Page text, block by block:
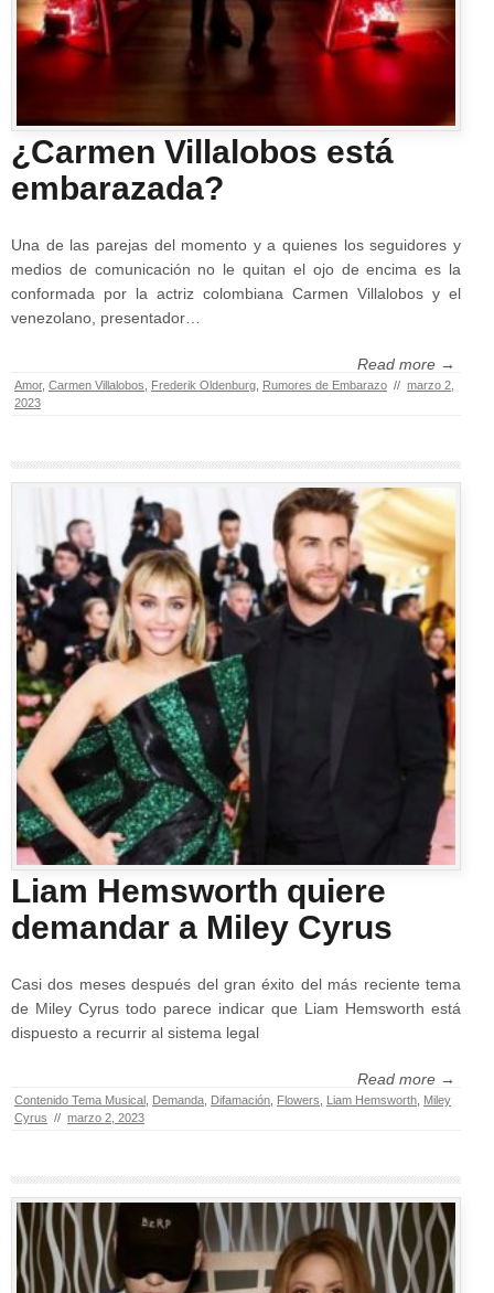
¿Carmen Villalobos está
embarazada?
Una de las parejas del momento y a quienes los seguidores y
medios de comunicación no le quitan el ojo de encima es la
conformada por la actriz colombiana Carmen Villalobos y el
venezolano, presentador…
Read more →
Amor, Carmen Villalobos Frederik Oldenburg Rumores de Embarazo // marzo 2,
2023
Liam Hemsworth quiere
demandar a Miley Cyrus
Casi dos meses después del gran éxito del más reciente tema
de Miley Cyrus todo parece indicar que Liam Hemsworth está
dispuesto a recurrir al sistema legal
Read more →
Contenido Tema Musical Demanda Difamación Flowers Liam Hemsworth Miley
Cyrus // marzo 2, 2023